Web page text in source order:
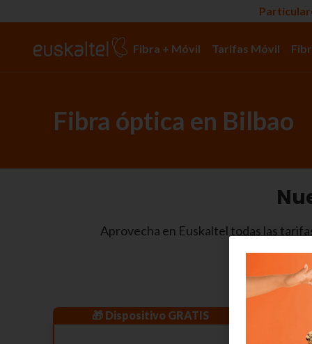
Fibra + Móvil Tarifas Móvil
Fibra óptica en Bilbao
Aprovecha en Euskaltel todas las
🎁 Dispositivo GRATIS